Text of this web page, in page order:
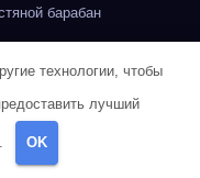
барабан
камень
камень
технологии, чтобы
лучший
OK